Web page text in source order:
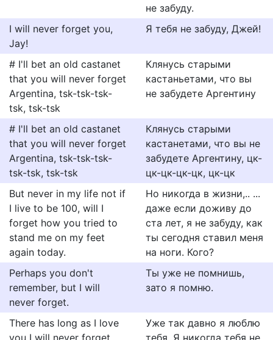
не забуду.
I will never forget you,
Jay!
Я тебя не забуду, Джей!
# I'll bet an old castanet
that you will never forget
Argentina, tsk-tsk-tsk-
tsk, tsk-tsk
Клянусь старыми
кастаньетами, что вы
не забудете Аргентину
# I'll bet an old castanet
that you will never forget
Argentina, tsk-tsk-tsk-
tsk-tsk, tsk-tsk
Клянусь старыми
кастанетами, что вы не
забудете Аргентину, цк-
цк-цк-цк-цк, цк-цк
But never in my life not if
I live to be 100, will I
forget how you tried to
stand me on my feet
again today.
Но никогда в жизни,.. ...
даже если доживу до
ста лет, я не забуду, как
ты сегодня ставил меня
на ноги. Кого?
Perhaps you don't
remember, but I will
never forget.
Ты уже не помнишь,
зато я помню.
There has long as I love
you I will never forget.
Уже так давно я люблю
тебя. Я никогда тебя не